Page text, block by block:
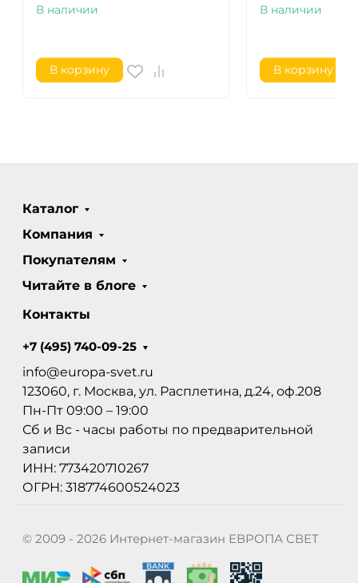
В наличии
В корзину
В наличии
В корзину
Каталог
Компания
Покупателям
Читайте в блоге
Контакты
+7 (495) 740-09-25
info@europa-svet.ru
123060, г. Москва, ул. Расплетина, д.24, оф.208
Пн-Пт 09:00 – 19:00
Сб и Вс - часы работы по предварительной
записи
ИНН: 773420710267
ОГРН: 318774600524023
© 2009 - 2026 Интернет-магазин ЕВРОПА СВЕТ